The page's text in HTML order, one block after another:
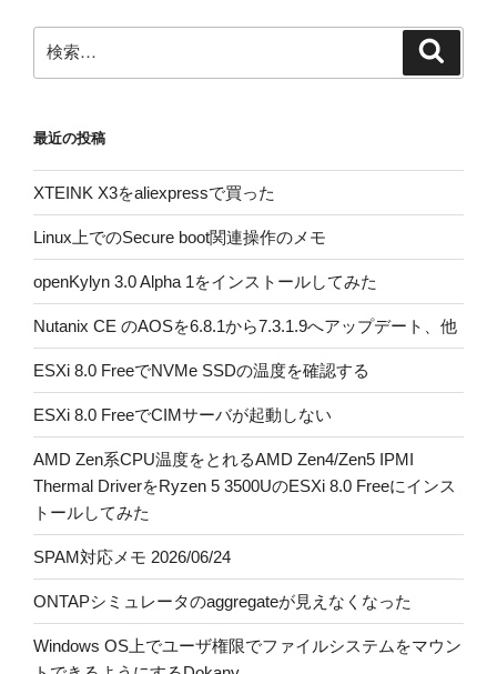
索:
最近の投稿
XTEINK X3をaliexpressで買った
Linux上でのSecure boot関連操作のメモ
openKylyn 3.0 Alpha 1をインストールしてみた
Nutanix CE のAOSを6.8.1から7.3.1.9へアップデート、他
ESXi 8.0 FreeでNVMe SSDの温度を確認する
ESXi 8.0 FreeでCIMサーバが起動しない
AMD Zen系CPU温度をとれるAMD Zen4/Zen5 IPMI
Thermal DriverをRyzen 5 3500UのESXi 8.0 Freeにインス
トールしてみた
SPAM対応メモ 2026/06/24
ONTAPシミュレータのaggregateが見えなくなった
Windows OS上でユーザ権限でファイルシステムをマウン